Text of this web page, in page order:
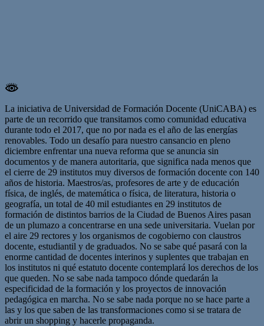
La iniciativa de Universidad de Formación Docente (UniCABA) es
parte de un recorrido que transitamos como comunidad educativa
durante todo el 2017, que no por nada es el año de las energías
renovables. Todo un desafío para nuestro cansancio en pleno
diciembre enfrentar una nueva reforma que se anuncia sin
documentos y de manera autoritaria, que significa nada menos que
el cierre de 29 institutos muy diversos de formación docente con 140
años de historia. Maestros/as, profesores de arte y de educación
física, de inglés, de matemática o física, de literatura, historia o
geografía, un total de 40 mil estudiantes en 29 institutos de
formación de distintos barrios de la Ciudad de Buenos Aires pasan
de un plumazo a concentrarse en una sede universitaria. Vuelan por
el aire 29 rectores y los organismos de cogobierno con claustros
docente, estudiantil y de graduados. No se sabe qué pasará con la
enorme cantidad de docentes interinos y suplentes que trabajan en
los institutos ni qué estatuto docente contemplará los derechos de los
que queden. No se sabe nada tampoco dónde quedarán la
especificidad de la formación y los proyectos de innovación
pedagógica en marcha. No se sabe nada porque no se hace parte a
las y los que saben de las transformaciones como si se tratara de
abrir un shopping y hacerle propaganda.